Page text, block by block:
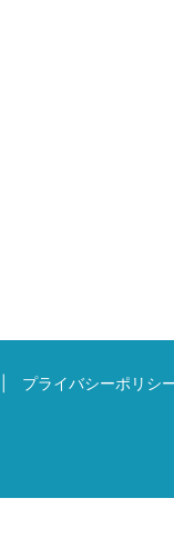
プライバシーポリシ